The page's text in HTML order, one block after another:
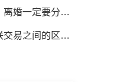
分一半财产吗？
市公司融资条件有哪些？